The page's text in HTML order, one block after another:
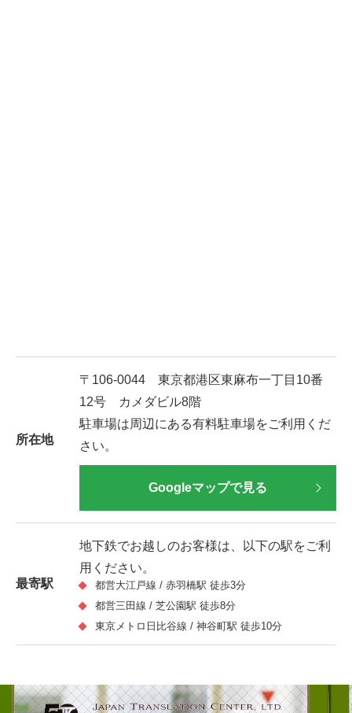
所在地
〒106-0044 東京都港区東麻布一丁目10番
12号 カメダビル8階
駐車場は周辺にある有料駐車場をご利用くだ
さい。
Googleマップで見る
最寄駅
地下鉄でお越しのお客様は、以下の駅をご利
用ください。
都営大江戸線 / 赤羽橋駅 徒歩3分
都営三田線 / 芝公園駅 徒歩8分
東京メトロ日比谷線 / 神谷町駅 徒歩10分